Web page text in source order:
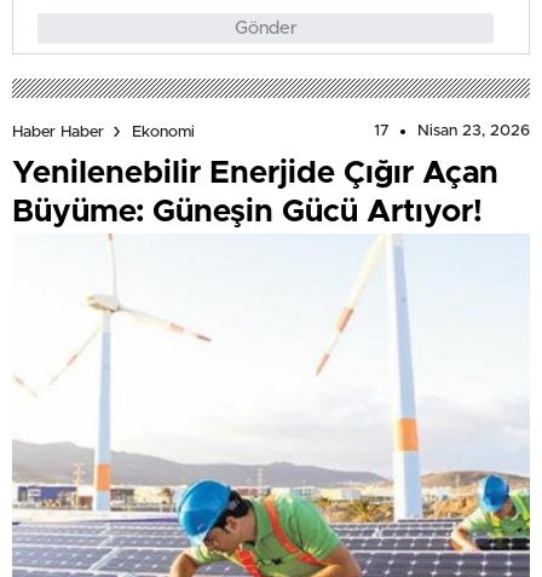
Gönder
Haber Haber Ekonomi 17 Nisan 23, 2026
Yenilenebilir Enerjide Çığır Açan
Büyüme: Güneşin Gücü Artıyor!